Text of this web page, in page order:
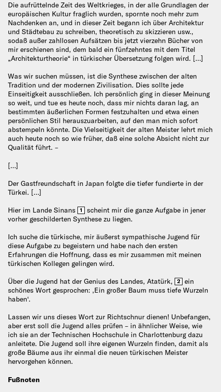
Die aufrüttelnde Zeit des Weltkrieges, in der alle Grundlagen der
europäischen Kultur fraglich wurden, spornte noch mehr zum
Nachdenken an, und in dieser Zeit begann ich über Architektur
und Städtebau zu schreiben, theoretisch zu skizzieren usw.,
sodaß außer zahllosen Aufsätzen bis jetzt vierzehn Bücher von
mir erschienen sind, dem bald ein fünfzehntes mit dem Titel
„Architekturtheorie“ in türkischer Übersetzung folgen wird. […]
Was wir suchen müssen, ist die Synthese zwischen der alten
Tradition und der modernen Zivilisation. Dies sollte jede
Einseitigkeit ausschließen. Ich persönlich ging in dieser Meinung
so weit, und tue es heute noch, dass mir nichts daran lag, an
bestimmten äußerlichen Formen festzuhalten und etwa einen
persönlichen Stil herauszuarbeiten, auf den man mich sofort
abstempeln könnte. Die Vielseitigkeit der alten Meister lehrt mich
auch heute noch so wie früher, daß eine solche Absicht nicht zur
Qualität führt. –
[…]
Der Gastfreundschaft in Japan folgte die tiefer fundierte in der
Türkei. […]
Hier im Lande Sinans 1
scheint mir die ganze Aufgabe in jener
vorher geschilderten Synthese zu liegen.
Ich suche die türkische, mir äußerst sympathische Jugend für
diese Aufgabe zu begeistern und habe nach den ersten
Erfahrungen die Hoffnung, dass es mir zusammen mit meinen
türkischen Kollegen gelingen wird.
Über die Jugend hat der Genius des Landes, Atatürk, 2
ein
schönes Wort gesprochen: ‚Ein großer Baum muss tiefe Wurzeln
haben‘.
Lassen wir uns dieses Wort zur Richtschnur dienen! Unbefangen,
aber erst soll die Jugend alles prüfen – in ähnlicher Weise, wie
ich sie an der Technischen Hochschule in Charlottenburg dazu
anleitete. Die Jugend soll ihre eigenen Wurzeln finden, damit als
große Bäume aus ihr einmal die neuen türkischen Meister
hervorgehen können.
Fußnoten